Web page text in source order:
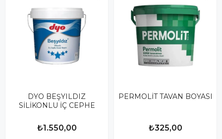
DYO BEŞYILDIZ
SİLİKONLU İÇ CEPHE
₺1.550,00
PERMOLİT TAVAN BOYASI
₺325,00